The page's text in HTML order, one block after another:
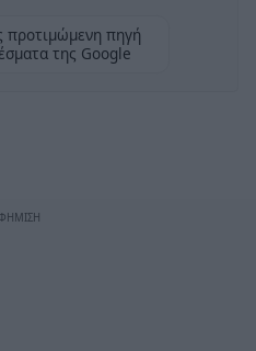
πηγή
της Google